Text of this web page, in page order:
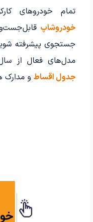
تمام خودروهای
خودرو‌شاپ
جستجوی پیشرفته
مدل‌های فعال از
جدول اقساطو مدارک